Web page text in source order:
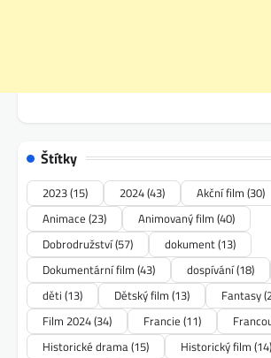
Štítky
2023(15) 2024(43) Akční film (30)
Animace (23) Animovaný film (40)
Dobrodružství(57) dokument(13)
Dokumentární film (43) dospívání(18)
děti (13) Dětský film (13) Fantasy
Film 2024(34) Francie (11)
Historické drama(15) Historický film (14)